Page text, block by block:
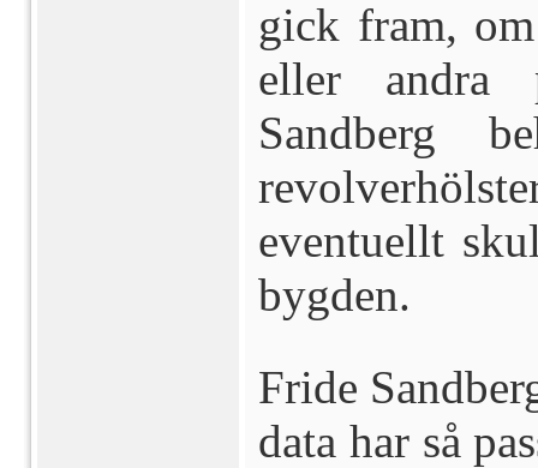
gick fram,
eller andra
Sandberg
eventuellt
bygden.
Fride
data har så